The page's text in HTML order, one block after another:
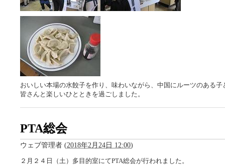
おいしい本場の水餃子を作り、味わいながら、中国にルーツのある
皆さんと楽しいひとときを過ごしました。
PTA総会
ウェブ管理者 (2018年2月24日 12:00)
２月２４日（土）多目的室にてPTA総会が行われました。